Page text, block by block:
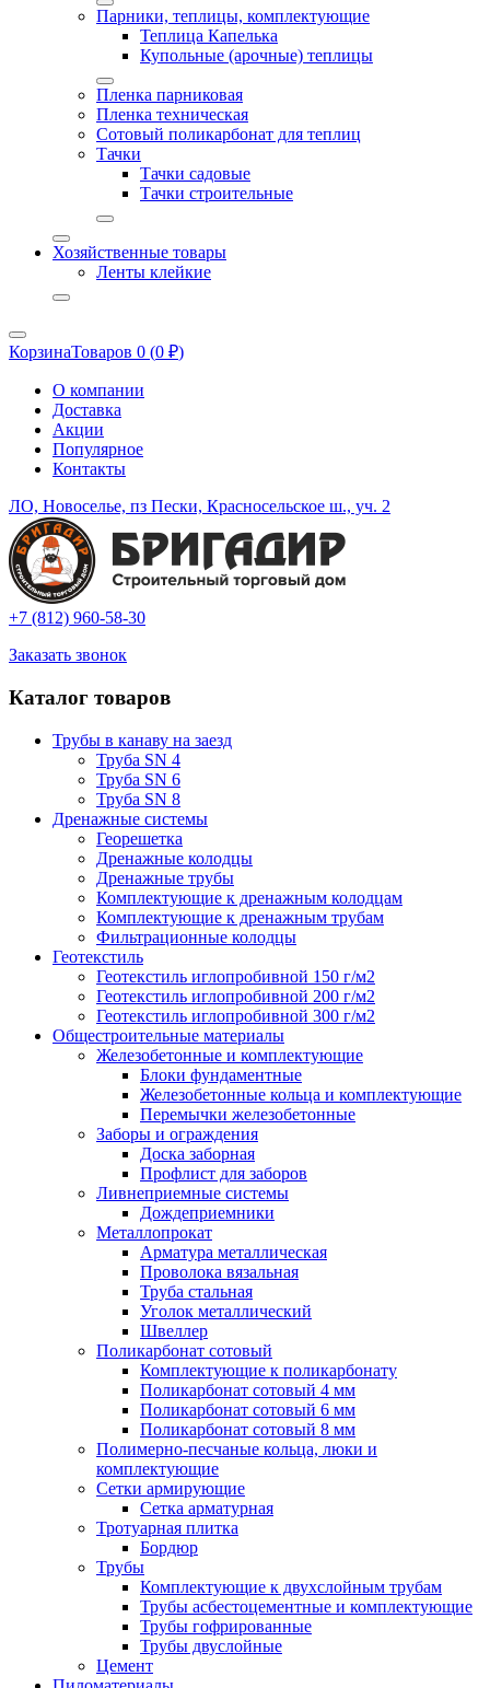
Парники, теплицы, комплектующие
Теплица Капелька
Купольные (арочные) теплицы
Пленка парниковая
Пленка техническая
Сотовый поликарбонат для теплиц
Тачки
Тачки садовые
Тачки строительные
Хозяйственные товары
Ленты клейкие
КорзинаТоваров 0 (0 ₽)
О компании
Доставка
Акции
Популярное
Контакты
ЛО, Новоселье, пз Пески, Красносельское ш., уч. 2
+7 (812) 960-58-30
Заказать звонок
Каталог товаров
Трубы в канаву на заезд
Труба SN 4
Труба SN 6
Труба SN 8
Дренажные системы
Георешетка
Дренажные колодцы
Дренажные трубы
Комплектующие к дренажным колодцам
Комплектующие к дренажным трубам
Фильтрационные колодцы
Геотекстиль
Геотекстиль иглопробивной 150 г/м2
Геотекстиль иглопробивной 200 г/м2
Геотекстиль иглопробивной 300 г/м2
Общестроительные материалы
Железобетонные и комплектующие
Блоки фундаментные
Железобетонные кольца и комплектующие
Перемычки железобетонные
Заборы и ограждения
Доска заборная
Профлист для заборов
Ливнеприемные системы
Дождеприемники
Металлопрокат
Арматура металлическая
Проволока вязальная
Труба стальная
Уголок металлический
Швеллер
Поликарбонат сотовый
Комплектующие к поликарбонату
Поликарбонат сотовый 4 мм
Поликарбонат сотовый 6 мм
Поликарбонат сотовый 8 мм
Полимерно-песчаные кольца, люки и
комплектующие
Сетки армирующие
Сетка арматурная
Тротуарная плитка
Бордюр
Трубы
Комплектующие к двухслойным трубам
Трубы асбестоцементные и комплектующие
Трубы гофрированные
Трубы двуслойные
Цемент